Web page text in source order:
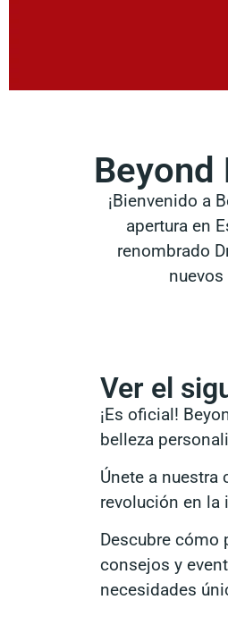
Beyond
¡Bienvenido a
apertura en
renombrado
Ver el
¡Es oficial!
belleza
Únete a nuestra
revolución en la
Descubre cómo
consejos y
necesidades